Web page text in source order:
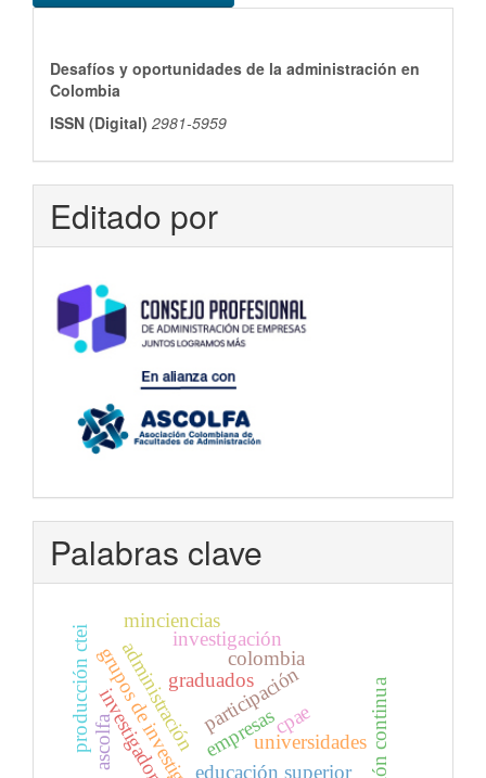
Desafíos y oportunidades de la administración en
Colombia
ISSN (Digital) 2981-5959
Editado por
Palabras clave
administracióngraduados
educación superior
empresas
participación
colombia
universidades
investigación
minciencias
grupos de investigación
investigadores
producción cteiascolfa cpae